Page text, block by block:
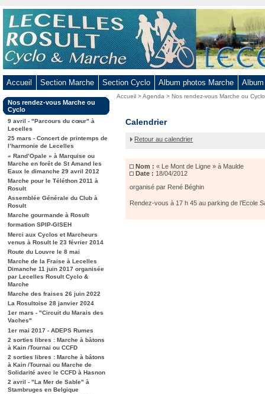
Aller
au
contenu
-
Aller
menu
principal
-
Aller
la
recherche
Accueil Section Marche Section Cyclo Album photos Marche
Dans
la
rubrique
:
Nos rendez-vous Marche ou
Cyclo
9 avril - "Parcours du cœur" à
Lecelles
25 mars - Concert de printemps de
l’harmonie de Lecelles
« Rand’Opale » à Marquise ou
Marche en forêt de St Amand les
Eaux le dimanche 29 avril 2012
Marche pour le Téléthon 2011 à
Rosult
Assemblée Générale du Club à
Rosult
Marche gourmande à Rosult
formation SPIP-GISEH
Merci aux Cyclos et Marcheurs
venus à Rosult le 23 février 2014
Route du Louvre le 8 mai
Marche de la Fraise à Lecelles
Dimanche 11 juin 2017 organisée
par Lecelles Rosult Cyclo &
Marche
Marche des fraises 26 juin 2022
La Rosultoise 28 janvier 2024
1er mars - "Circuit du Marais des
Vaches"
1er mai 2017 - ADEPS Rumes
2 sorties libres : Marche à bâtons
à Kain /Tournai ou CCFD
2 sorties libres : Marche à bâtons
à Kain /Tournai ou Marche de
Solidarité avec le CCFD à Hasnon
2 avril - "La Mer de Sable" à
Stambruges en Belgique
Vous
Accueil >Agenda>Nos rendez-vous Marche ou Cyclo
« Le
de
à
Maulde
Calendrier
Retour au calendrier
Nom : « Le Mont de Ligne » à Maulde
Date : 18/04/2012
organisé par René Béghin
Rendez-vous à 17 h 45 au parking de l’Ecole